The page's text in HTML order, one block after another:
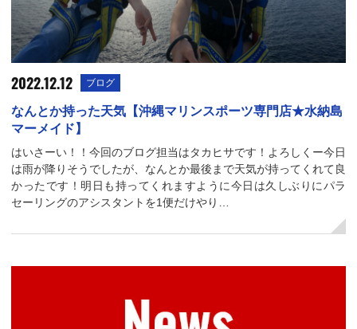
2022.12.12 ブログ
なんとか持った天気【沖縄マリンスポーツ専門店★水納島
マーメイド】
はいさーい！！今回のブログ担当はタカヒサです！よろしくー今日
は雨が降りそうでしたが、なんとか最後まで天気が持ってくれて良
かったです！明日も持ってくれますように今日は久しぶりにパラ
セーリングのアシスタントを1便だけやり…